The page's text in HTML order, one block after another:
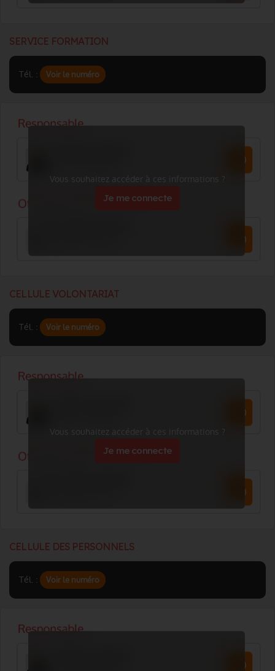
SERVICE FORMATION
Tél. : Voir le numéro
Vous souhaitez accéder à ces informations ?
Je me connecte
CELLULE VOLONTARIAT
Tél. : Voir le numéro
Vous souhaitez accéder à ces informations ?
Je me connecte
CELLULE DES PERSONNELS
Tél. : Voir le numéro